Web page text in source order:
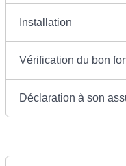
Installation
Vérification du bon
Déclaration à son